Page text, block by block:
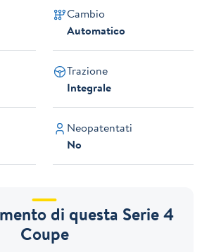
Cambio
Automatico
Trazione
Integrale
Neopatentati
No
di questa Serie 4
Coupe